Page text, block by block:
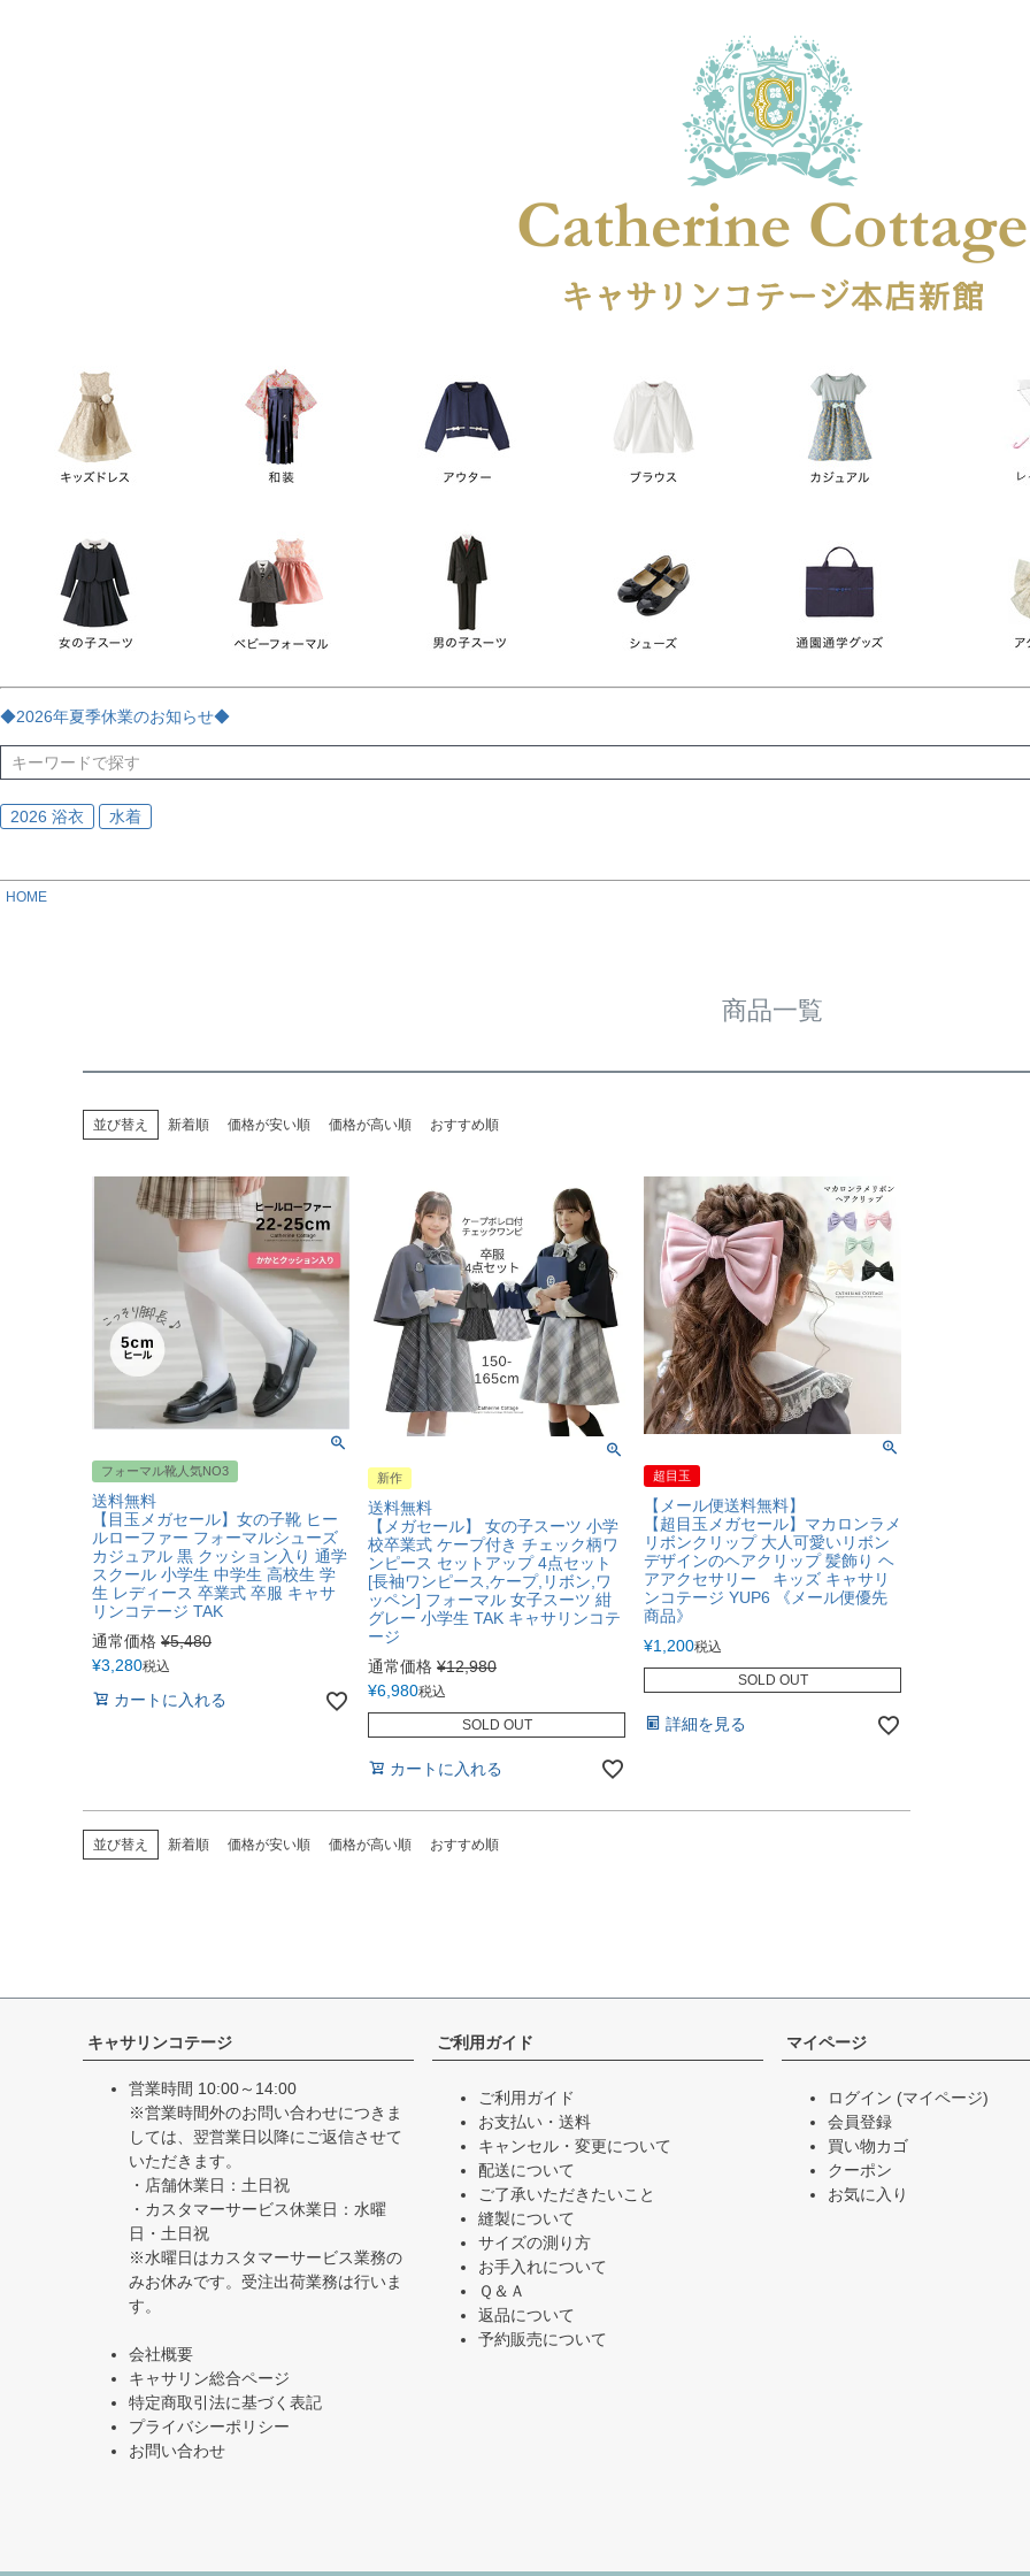
◆2026年夏季休業のお知らせ◆
2026 浴衣 水着
女の子スーツ
男の子スーツ
袖の長さ
ノースリーブ
長袖
サイズ
指定なし
90 95 130 160
165
170
ブラック
ゴールド
在庫なし商品
在庫なし商品を表示しない
商品番号
並び順
新着順
キーワードヒット順
HOME
商品一覧
並び替え 新着順 価格が安い順 価格が高い順 おすすめ順
フォーマル靴人気NO3
送料無料
【目玉メガセール】女の子靴 ヒー
ルローファー フォーマルシューズ
カジュアル 黒 クッション入り 通学
スクール 小学生 中学生 高校生 学
生 レディース 卒業式 卒服 キャサ
リンコテージ TAK
通常価格 ¥5,480
¥3,280税込
カートに入れる
新作
送料無料
【メガセール】 女の子スーツ 小学
校卒業式 ケープ付き チェック柄ワ
ンピース セットアップ 4点セット
[長袖ワンピース,ケープ,リボン,ワ
ッペン] フォーマル 女子スーツ 紺
グレー 小学生 TAK キャサリンコテ
ージ
通常価格 ¥12,980
¥6,980税込
SOLD OUT
カートに入れる
超目玉
【メール便送料無料】
【超目玉メガセール】マカロンラメ
リボンクリップ 大人可愛いリボン
デザインのヘアクリップ 髪飾り ヘ
アアクセサリー キッズ キャサリ
ンコテージ YUP6 《メール便優先
商品》
¥1,200税込
SOLD OUT
詳細を見る
並び替え 新着順 価格が安い順 価格が高い順 おすすめ順
キャサリンコテージ
営業時間 10:00～14:00
※営業時間外のお問い合わせにつきま
しては、翌営業日以降にご返信させて
いただきます。
・店舗休業日：土日祝
・カスタマーサービス休業日：水曜
日・土日祝
※水曜日はカスタマーサービス業務の
みお休みです。受注出荷業務は行いま
す。
会社概要
キャサリン総合ページ
特定商取引法に基づく表記
プライバシーポリシー
お問い合わせ
ご利用ガイド
ご利用ガイド
お支払い・送料
キャンセル・変更について
配送について
ご了承いただきたいこと
縫製について
サイズの測り方
お手入れについて
Ｑ＆Ａ
返品について
予約販売について
マイページ
ログイン (マイページ)
会員登録
買い物カゴ
クーポン
お気に入り